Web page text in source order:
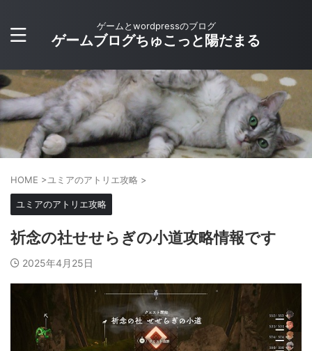
ゲームとwordpressのブログ
ゲームブログちゅこっと陽だまる
HOME >ユミアのアトリエ攻略 >
ユミアのアトリエ攻略
祈念の社せせらぎの小道攻略情報です
2025年4月25日